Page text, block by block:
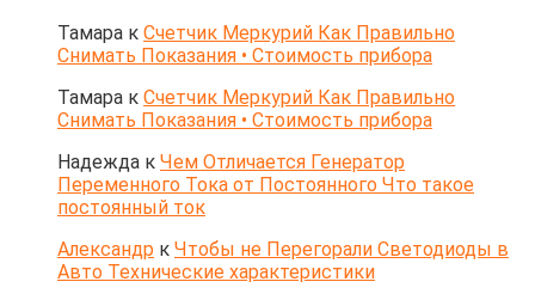
Тамара к Счетчик Меркурий Как Правильно
Снимать Показания • Стоимость прибора
Тамара к Счетчик Меркурий Как Правильно
Снимать Показания • Стоимость прибора
Надежда к Чем Отличается Генератор
Переменного Тока от Постоянного Что такое
постоянный ток
Александр к Чтобы не Перегорали Светодиоды в
Авто Технические характеристики